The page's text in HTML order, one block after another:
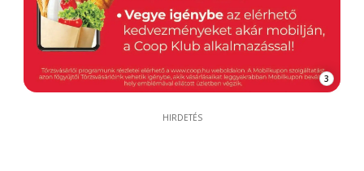
3
HIRDETÉS